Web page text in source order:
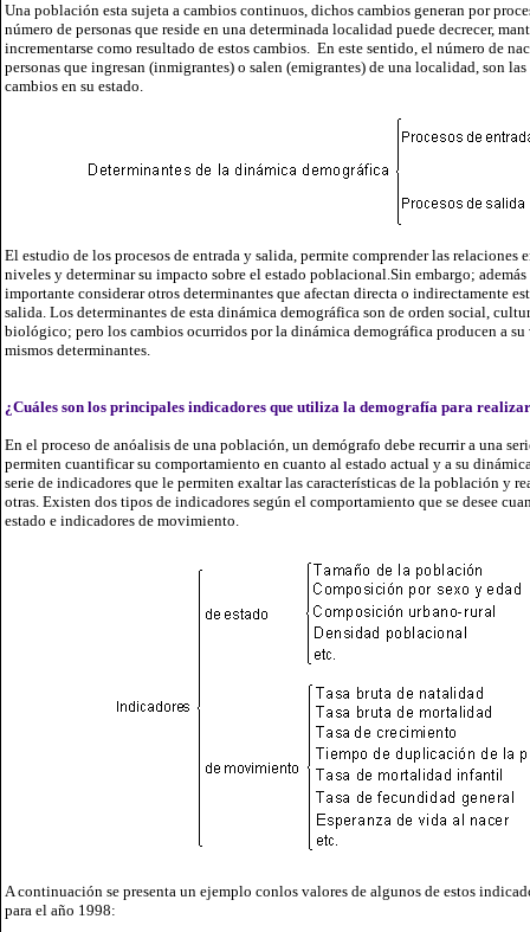
Una población esta sujeta a cambios continuos, dichos cambios generan por
número de personas que reside en una determinada localidad puede decrecer,
incrementarse como resultado de estos cambios. En este sentido, el número de
personas que ingresan (inmigrantes) o salen (emigrantes) de una localidad, son
cambios en su estado.
El estudio de los procesos de entrada y salida, permite comprender las relaciones
niveles y determinar su impacto sobre el estado poblacional.Sin embargo;
importante considerar otros determinantes que afectan directa o indirectamente
salida. Los determinantes de esta dinámica demográfica son de orden social,
biológico; pero los cambios ocurridos por la dinámica demográfica producen a su
mismos determinantes.
¿Cuáles son los principales indicadores que utiliza la demografía para
En el proceso de anóalisis de una población, un demógrafo debe recurrir a una
permiten cuantificar su comportamiento en cuanto al estado actual y a su
serie de indicadores que le permiten exaltar las características de la población y
otras. Existen dos tipos de indicadores según el comportamiento que se desee
estado e indicadores de movimiento.
A continuación se presenta un ejemplo conlos valores de algunos de estos
para el año 1998: